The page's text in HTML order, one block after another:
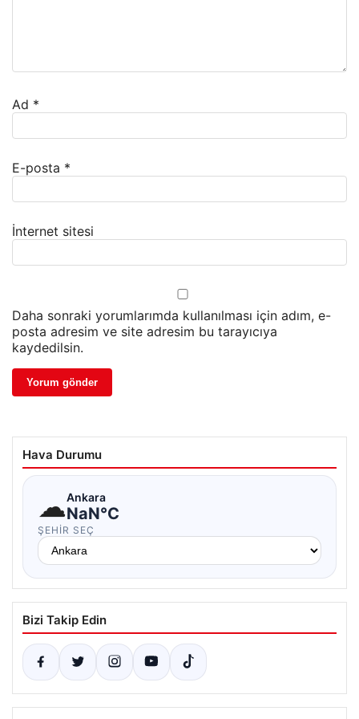
Ad *
E-posta *
İnternet sitesi
Daha sonraki yorumlarımda kullanılması için adım, e-
posta adresim ve site adresim bu tarayıcıya
kaydedilsin.
Hava Durumu
☁Ankara
NaN°C
ŞEHIR SEÇ
Bizi Takip Edin